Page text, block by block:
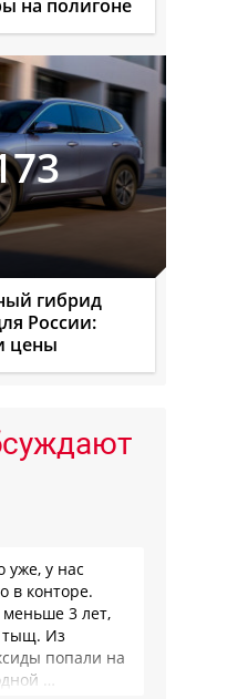
на полигоне
гибрид
России:
цены
уже, у нас
в конторе.
3 лет,
тыщ. Из
попали на
…